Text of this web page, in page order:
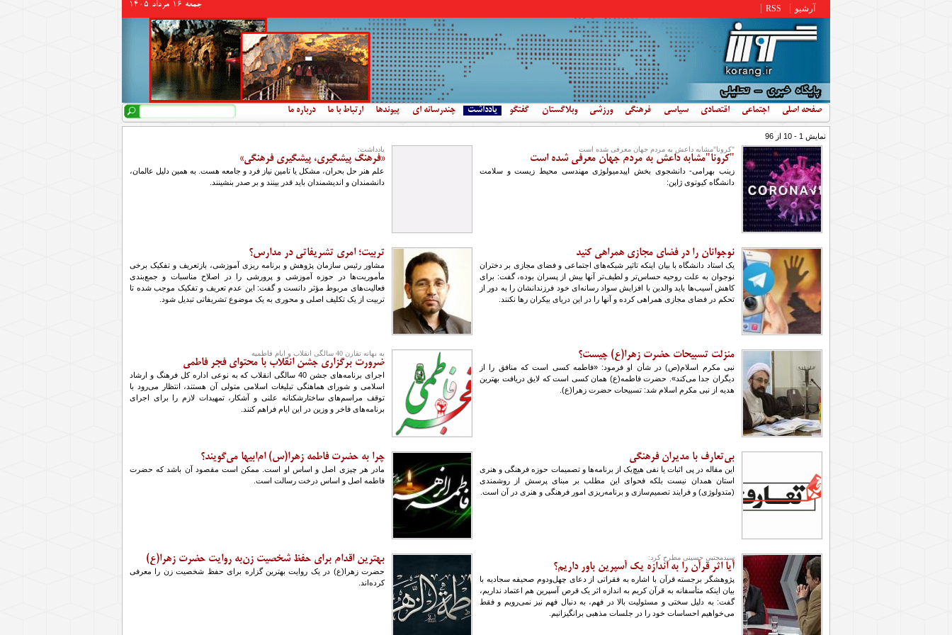
جمعه 16 مرداد 1405 آرشیو RSS
صفحه اصلی اجتماعی اقتصادی سیاسی فرهنگی ورزشی وبلاگستان گفتگو یادداشت چندرسانه ای پیوندها ارتباط با ما درباره ما فرم جستجو
جستجو
نمایش 1 - 10 از 96
"کرونا"مشابه داعش به مردم جهان معرفی شده است
"کرونا"مشابه داعش به مردم جهان معرفی شده است
زینب بهرامی- دانشجوی بخش اپیدمیولوژی مهندسی محیط زیست و سلامت
دانشگاه کیوتوی ژاپن:
یادداشت:
«فرهنگ پیشگیری، پیشگیری فرهنگی»
علم هنر حل بحران، مشکل یا تامین نیاز فرد و جامعه هست. به همین دلیل عالمان،
دانشمندان و اندیشمندان باید قدر بینند و بر صدر بنشینند.
نوجوانان را در فضای مجازی همراهی کنید
یک استاد دانشگاه با بیان اینکه تاثیر شبکه‌های اجتماعی و فضای مجازی بر دختران
نوجوان به علت روحیه حساس‌تر و لطیف‌تر آنها بیش از پسران بوده، گفت: برای
کاهش آسیب‌ها باید والدین با افزایش سواد رسانه‌ای خود فرزندانشان را به دور از
تحکم در فضای مجازی همراهی کرده و آنها را در این دریای بیکران رها نکنند.
تربیت؛ امری تشریفاتی در مدارس؟
مشاور رئیس سازمان پژوهش و برنامه ریزی آموزشی، بازتعریف و تفکیک برخی
مأموریت‌ها در حوزه آموزشی و پرورشی را در اصلاح مناسبات و جمع‌بندی
فعالیت‌های مربوط مؤثر دانست و گفت: این عدم تعریف و تفکیک موجب شده تا
تربیت از یک تکلیف اصلی و محوری به یک موضوع تشریفاتی تبدیل شود.
منزلت تسبیحات حضرت زهرا(ع) چیست؟
نبی مکرم اسلام(ص) در شأن او فرمود: «فاطمه کسی است که منافق را از
دیگران جدا می‌کند». حضرت فاطمه(ع) همان کسی است که لایق دریافت بهترین
هدیه از نبی مکرم اسلام شد: تسبیحات حضرت زهرا(ع).
به بهانه تقارن 40 سالگی انقلاب و ایام فاطمیه
ضرورت برگزاری جشن انقلاب با محتوای فجر فاطمی
اجرای برنامه‌های جشن 40 سالگی انقلاب که به نوعی اداره کل فرهنگ و ارشاد
اسلامی و شورای هماهنگی تبلیغات اسلامی متولی آن هستند، انتظار می‌رود با
توقف مراسم‌های ساختارشکنانه علنی و آشکار، تمهیدات لازم را برای اجرای
برنامه‌های فاخر و وزین در این ایام فراهم کنند.
بی‌تعارف با مدیران فرهنگی
این مقاله در پی اثبات یا نفی هیچ‌یک از برنامه‌ها و تصمیمات حوزه فرهنگی و هنری
استان همدان نیست بلکه فحوای این مطلب بر مبنای پرسش از روشمندی
(متدولوژی) و فرایند تصمیم‌سازی و برنامه‌ریزی امور فرهنگی و هنری در آن است.
چرا به حضرت فاطمه زهرا(س) ام‌ابیها می‌گویند؟
مادر هر چیزی اصل و اساس او است. ممكن است مقصود آن باشد كه حضرت
فاطمه اصل و اساس درخت رسالت است.
سیدمجتبی حسینی مطرح کرد:
آیا اثر قرآن را به اندازه یک آسپرین باور داریم؟
پژوهشگر برجسته قرآن با اشاره به فقراتی از دعای چهل‌ودوم صحیفه سجادیه با
بیان اینکه متأسفانه به قرآن کریم به اندازه اثر یک قرص آسپرین هم اعتماد نداریم،
گفت: به دلیل سختی و مسئولیت بالا در فهم، به دنبال فهم نیز نمی‌رویم و فقط
می‌خواهیم احساسات خود را در جلسات مذهبی برانگیزانیم.
بهترین اقدام براى حفظ شخصیت زن‌به روایت حضرت زهرا(ع)
حضرت زهرا(ع) در یک روایت بهترین گزاره برای حفظ شخصیت زن را معرفی
کرده‌اند.